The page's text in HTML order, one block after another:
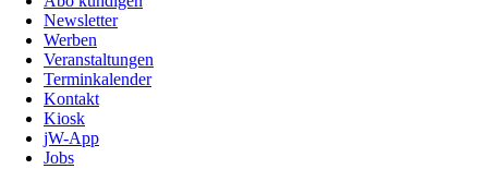
Newsletter
Werben
Veranstaltungen
Terminkalender
Kontakt
Kiosk
jW-App
Jobs